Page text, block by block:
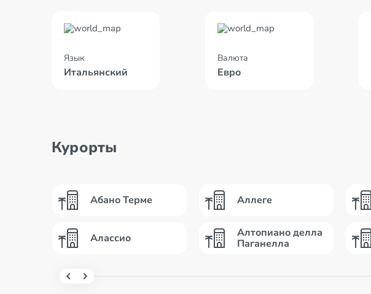
Язык
Итальянский
Валюта
Евро
Курорты
Абано Терме
Алассио
Аллеге
Алтопиано делла
Паганелла